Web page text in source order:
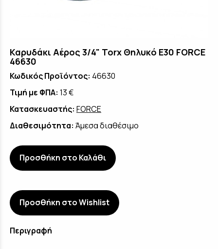
Καρυδάκι Αέρος 3/4" Torx Θηλυκό E30 FORCE
46630
Κωδικός Προϊόντος: 46630
Τιμή με ΦΠΑ: 13 €
Κατασκευαστής: FORCE
Διαθεσιμότητα: Άμεσα διαθέσιμο
Προσθήκη στο Καλάθι
Προσθήκη στο Wishlist
Περιγραφή